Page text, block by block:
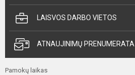
LAISVOS DARBO VIETOS
ATNAUJINIMŲ PRENUMERATA
Pamokų laikas